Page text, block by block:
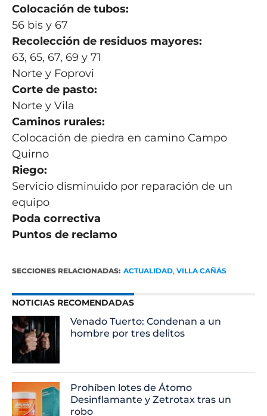
Colocación de tubos:
56 bis y 67
Recolección de residuos mayores:
63, 65, 67, 69 y 71
Norte y Foprovi
Corte de pasto:
Norte y Vila
Caminos rurales:
Colocación de piedra en camino Campo
Quirno
Riego:
Servicio disminuido por reparación de un
equipo
Poda correctiva
Puntos de reclamo
SECCIONES RELACIONADAS: ACTUALIDAD, VILLA CAÑÁS
NOTICIAS RECOMENDADAS
Venado Tuerto: Condenan a un
hombre por tres delitos
Prohíben lotes de Átomo
Desinflamante y Zetrotax tras un
robo